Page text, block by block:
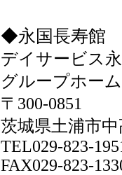
◆永国長寿館
デイサービス
グループホー
〒300-0851
茨城県土浦市中
TEL029-823-
FAX029-823-